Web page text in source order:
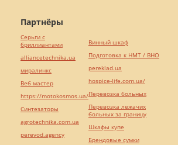
Партнёры
Серьги с
бриллиантами
alliancetechnika.ua
миралинкс
Веб мастер
https://motokosmos.ua/
Синтезаторы
agrotechnika.com.ua
perevod.agency
Винный шкаф
Подготовка к НМТ / ВНО
pereklad.ua
hospice-life.com.ua/
Перевозка больных
Перевозка лежачих
больных за границу
Шкафы купе
Брендовые сумки